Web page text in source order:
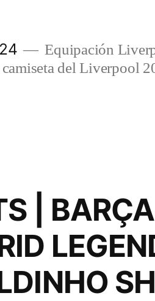
Equipación
del Liverpool
|